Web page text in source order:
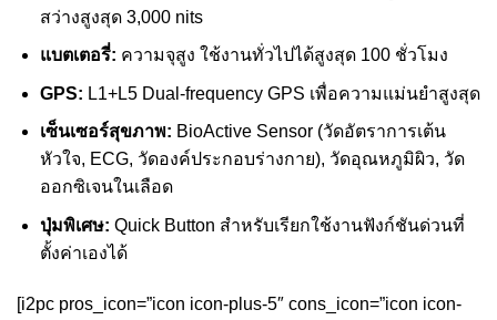
สว่างสูงสุด 3,000 nits
แบตเตอรี่: ความจุสูง ใช้งานทั่วไปได้สูงสุด 100 ชั่วโมง
GPS: L1+L5 Dual-frequency GPS เพื่อความแม่นยำสูงสุด
เซ็นเซอร์สุขภาพ: BioActive Sensor (วัดอัตราการเต้น
หัวใจ, ECG, วัดองค์ประกอบร่างกาย), วัดอุณหภูมิผิว, วัด
ออกซิเจนในเลือด
ปุ่มพิเศษ: Quick Button สำหรับเรียกใช้งานฟังก์ชันด่วนที่
ตั้งค่าเองได้
[i2pc pros_icon=”icon icon-plus-5″ cons_icon=”icon icon-